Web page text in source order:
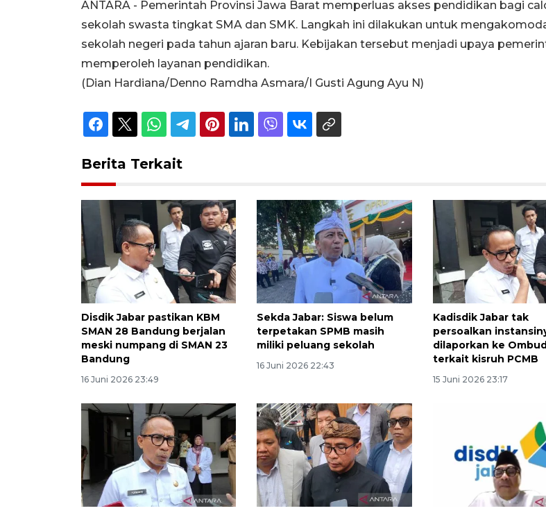
ANTARA - Pemerintah Provinsi Jawa Barat memperluas akses pendidikan bagi
sekolah swasta tingkat SMA dan SMK. Langkah ini dilakukan untuk
sekolah negeri pada tahun ajaran baru. Kebijakan tersebut menjadi upaya
memperoleh layanan pendidikan.
(Dian Hardiana/Denno Ramdha Asmara/I Gusti Agung Ayu N)
Berita Terkait
Disdik Jabar pastikan KBM
SMAN 28 Bandung berjalan
meski numpang di SMAN 23
Bandung
16 Juni 2026 23:49
Sekda Jabar: Siswa belum
terpetakan SPMB masih
miliki peluang sekolah
16 Juni 2026 22:43
Kadisdik Jabar tak
persoalkan
dilaporkan ke
terkait kisruh PCMB
15 Juni 2026 23:17